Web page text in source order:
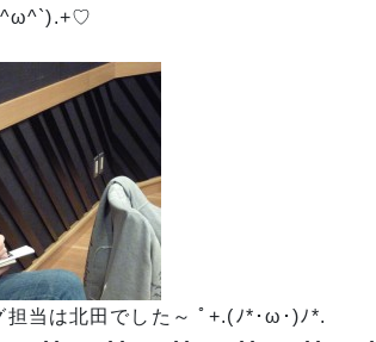
担当は北田でした～ ﾟ+.(ﾉ*･ω･)ﾉ*.